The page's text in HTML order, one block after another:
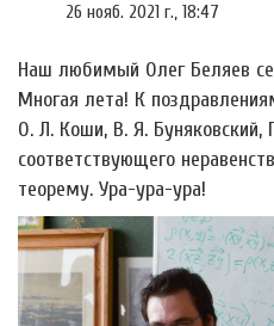
26 нояб. 2021 г., 18:47
Наш любимый Олег Беляев
Многая лета! К
О. Л. Коши, В. Я. Буняковский,
соответствующего
теорему. Ура-ура-ура!